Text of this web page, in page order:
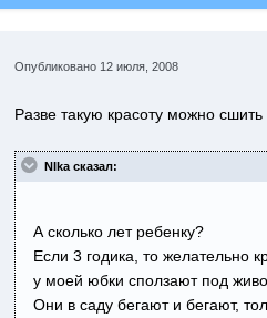
Опубликовано 12 июля, 2008
Разве такую красоту можно
NIka сказал:
А сколько лет ребенку?
Если 3 годика, то желательно
у моей юбки сползают под
Они в саду бегают и бегают,